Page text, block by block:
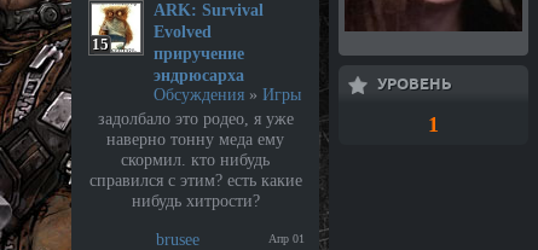
15
⁣ARK: Survival
Evolved
приручение
эндрюсарха
Обсуждения » Игры
задолбало это родео, я уже
наверно тонну меда ему
скормил. кто нибудь
справился с этим? есть какие
нибудь хитрости?
brusee Апр 01
УРОВЕНЬ
1